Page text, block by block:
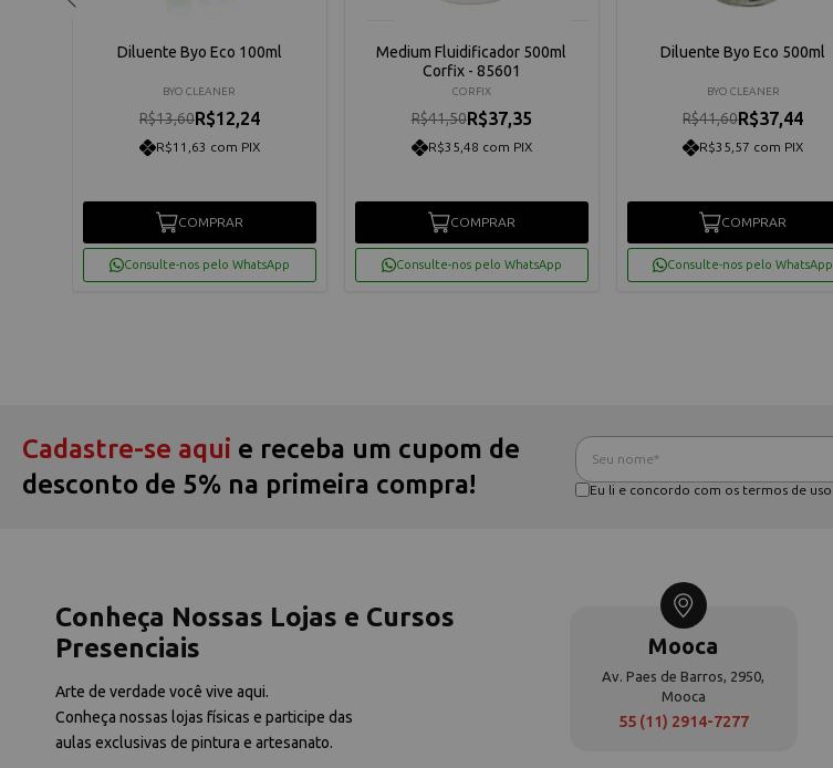
Diluente Byo Eco 100ml
BYO CLEANER
R$13,60R$12,24
R$11,63 com PIX
COMPRAR
Consulte-nos pelo WhatsApp
Medium Fluidificador 500ml
Corfix - 85601
CORFIX
R$41,50R$37,35
R$35,48 com PIX
COMPRAR
Consulte-nos pelo WhatsApp
Diluente Byo Eco 500ml
BYO CLEANER
R$41,60R$37,44
R$35,57 com PIX
COMPRAR
Consulte-nos pelo WhatsApp
Cadastre-se aqui e receba um cupom de
desconto de 5% na primeira compra!
Eu li e concordo com os termos de uso
Conheça Nossas Lojas e Cursos
Presenciais
Arte de verdade você vive aqui.
Conheça nossas lojas físicas e participe das
aulas exclusivas de pintura e artesanato.
Mooca
Av. Paes de Barros, 2950,
Mooca
55 (11) 2914-7277